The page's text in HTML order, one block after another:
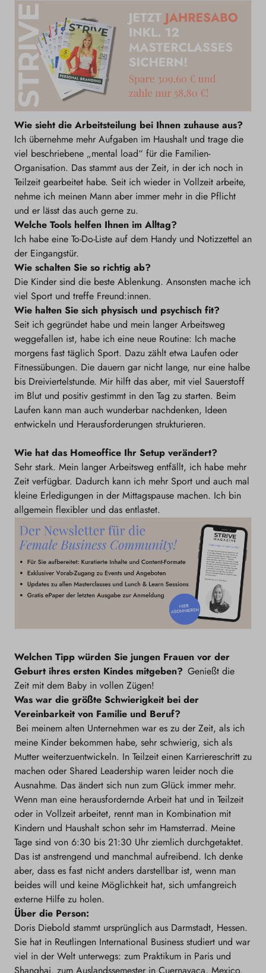
Wie sieht die Arbeitsteilung bei Ihnen zuhause aus?
Ich übernehme mehr Aufgaben im Haushalt und trage die
viel beschriebene „mental load“ für die Familien-
Organisation. Das stammt aus der Zeit, in der ich noch in
Teilzeit gearbeitet habe. Seit ich wieder in Vollzeit arbeite,
nehme ich meinen Mann aber immer mehr in die Pflicht
und er lässt das auch gerne zu.
Welche Tools helfen Ihnen im Alltag?
Ich habe eine To-Do-Liste auf dem Handy und Notizzettel an
der Eingangstür.
Wie schalten Sie so richtig ab?
Die Kinder sind die beste Ablenkung. Ansonsten mache ich
viel Sport und treffe Freund:innen.
Wie halten Sie sich physisch und psychisch fit?
Seit ich gegründet habe und mein langer Arbeitsweg
weggefallen ist, habe ich eine neue Routine: Ich mache
morgens fast täglich Sport. Dazu zählt etwa Laufen oder
Fitnessübungen. Die dauern gar nicht lange, nur eine halbe
bis Dreiviertelstunde. Mir hilft das aber, mit viel Sauerstoff
im Blut und positiv gestimmt in den Tag zu starten. Beim
Laufen kann man auch wunderbar nachdenken, Ideen
entwickeln und Herausforderungen strukturieren.
Wie hat das Homeoffice Ihr Setup verändert?
Sehr stark. Mein langer Arbeitsweg entfällt, ich habe mehr
Zeit verfügbar. Dadurch kann ich mehr Sport und auch mal
kleine Erledigungen in der Mittagspause machen. Ich bin
allgemein flexibler und das entlastet.
Welchen Tipp würden Sie jungen Frauen vor der
Geburt ihres ersten Kindes mitgeben? Genießt die
Zeit mit dem Baby in vollen Zügen!
Was war die größte Schwierigkeit bei der
Vereinbarkeit von Familie und Beruf?
Bei meinem alten Unternehmen war es zu der Zeit, als ich
meine Kinder bekommen habe, sehr schwierig, sich als
Mutter weiterzuentwickeln. In Teilzeit einen Karriereschritt zu
machen oder Shared Leadership waren leider noch die
Ausnahme. Das ändert sich nun zum Glück immer mehr.
Wenn man eine herausfordernde Arbeit hat und in Teilzeit
oder in Vollzeit arbeitet, rennt man in Kombination mit
Kindern und Haushalt schon sehr im Hamsterrad. Meine
Tage sind von 6:30 bis 21:30 Uhr ziemlich durchgetaktet.
Das ist anstrengend und manchmal aufreibend. Ich denke
aber, dass es fast nicht anders darstellbar ist, wenn man
beides will und keine Möglichkeit hat, sich umfangreich
externe Hilfe zu holen.
Über die Person:
Doris Diebold stammt ursprünglich aus Darmstadt, Hessen.
Sie hat in Reutlingen International Business studiert und war
viel in der Welt unterwegs: zum Praktikum in Paris und
Shanghai, zum Auslandssemester in Cuernavaca, Mexico.